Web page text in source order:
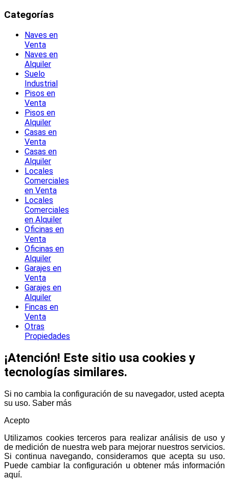
Categorías
Naves en
Venta
Naves en
Alquiler
Suelo
Industrial
Pisos en
Venta
Pisos en
Alquiler
Casas en
Venta
Casas en
Alquiler
Locales
Comerciales
en Venta
Locales
Comerciales
en Alquiler
Oficinas en
Venta
Oficinas en
Alquiler
Garajes en
Venta
Garajes en
Alquiler
Fincas en
Venta
Otras
Propiedades
¡Atención! Este sitio usa cookies y
tecnologías similares.
Si no cambia la configuración de su navegador, usted acepta
su uso. Saber más
Acepto
Utilizamos cookies terceros para realizar análisis de uso y
de medición de nuestra web para mejorar nuestros servicios.
Si continua navegando, consideramos que acepta su uso.
Puede cambiar la configuración u obtener más información
aquí.